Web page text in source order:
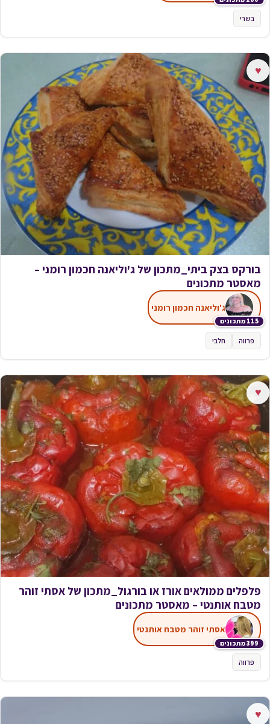
בשרי
♥
בורקס בצק ביתי_מתכון של ג'וליאנה חכמון רומני –
מאסטר מתכונים
115 מתכונים
ג'וליאנה חכמון רומני
פרווה חלבי
♥
פלפלים ממולאים אורז או בורגול_מתכון של אסתי זוהר
מטבח אותנטי – מאסטר מתכונים
399 מתכונים
אסתי זוהר מטבח אותנטי
פרווה
♥